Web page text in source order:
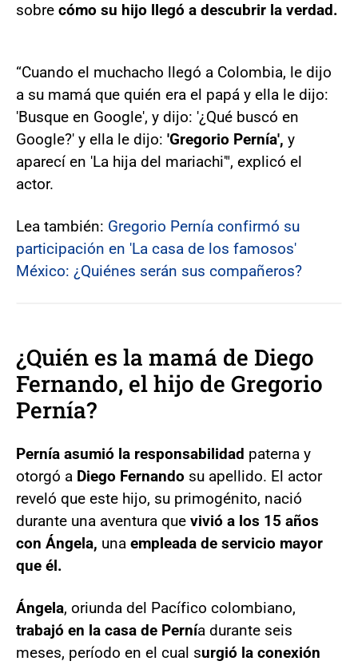
sobre cómo su hijo llegó a descubrir la verdad.
“Cuando el muchacho llegó a Colombia, le dijo
a su mamá que quién era el papá y ella le dijo:
'Busque en Google', y dijo: '¿Qué buscó en
Google?' y ella le dijo: 'Gregorio Pernía', y
aparecí en 'La hija del mariachi'", explicó el
actor.
Lea también: Gregorio Pernía confirmó su
participación en 'La casa de los famosos'
México: ¿Quiénes serán sus compañeros?
¿Quién es la mamá de Diego
Fernando, el hijo de Gregorio
Pernía?
Pernía asumió la responsabilidad paterna y
otorgó a Diego Fernando su apellido. El actor
reveló que este hijo, su primogénito, nació
durante una aventura que vivió a los 15 años
con Ángela, una empleada de servicio mayor
que él.
Ángela, oriunda del Pacífico colombiano,
trabajó en la casa de Pernía durante seis
meses, período en el cual surgió la conexión